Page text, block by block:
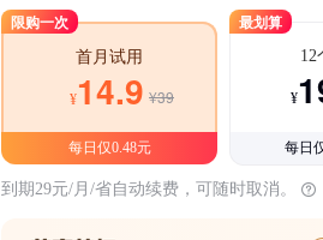
限购一次
首月试用
¥14.9 ¥39
每日仅0.48元
最划算
12
¥
每日
到期29元/月/省自动续费，可随时取消。